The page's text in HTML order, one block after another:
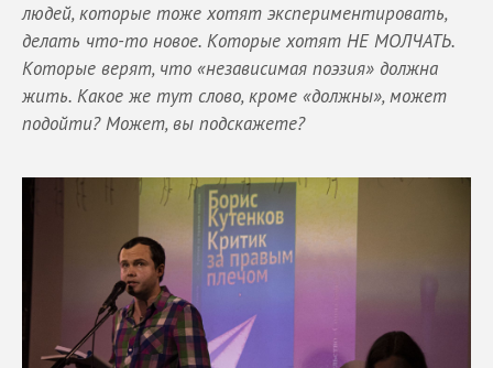
людей, которые тоже хотят экспериментировать,
делать что-то новое. Которые хотят НЕ МОЛЧАТЬ.
Которые верят, что «независимая поэзия» должна
жить. Какое же тут слово, кроме «должны», может
подойти? Может, вы подскажете?